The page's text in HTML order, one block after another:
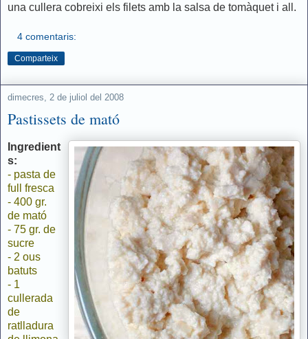
una cullera cobreixi els filets amb la salsa de tomàquet i all.
4 comentaris:
Comparteix
dimecres, 2 de juliol del 2008
Pastissets de mató
Ingredient
s:
- pasta de
full fresca
- 400 gr.
de mató
- 75 gr. de
sucre
- 2 ous
batuts
- 1
cullerada
de
ratlladura